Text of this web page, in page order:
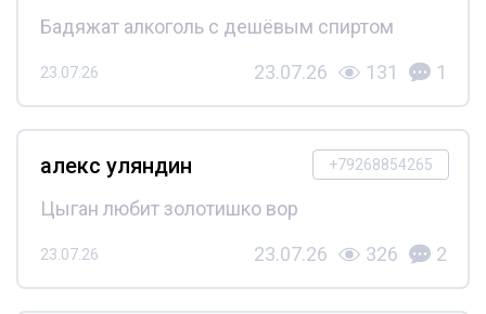
Бадяжат алкоголь с дешёвым спиртом
23.07.26 23.07.26 131 1
+79268854265
алекс уляндин
Цыган любит золотишко вор
23.07.26 23.07.26 326 2